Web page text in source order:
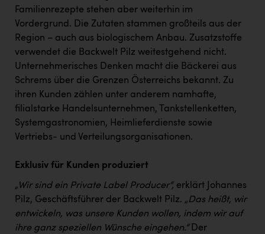
Karin Liedl
KIWI Kinderwunsch Institut Dr. Loimer
KLIPP Frisör
Kleider Bauer
Kremsmüller Anlagenbau GmbH
Maximarkt
Oldtimer Raststationen und Motorhotels
Österreichischer Kachelofenverband
Orlen
Passage Linz
Familienrezepte stehen aber weiterhin im
Vordergrund. Die Zutaten stammen großteils aus der
Region – auch aus biologischem Anbau. Zusatzstoffe
verwendet die Backwelt Pilz weitestgehend nicht.
Unternehmerisches Denken macht die Bäckerei aus
Schrems über die Grenzen Österreichs bekannt. Zu
ihren Kunden zählen unter anderem namhafte,
filialstarke Handelsunternehmen, Tankstellenketten,
Systemgastronomien, Heimlieferdienste sowie
Vertriebs- und Verteilungsorganisationen.
Exklusiv für Kunden produziert
„Wir sind ein Private Label Producer“, erklärt Johannes
Pilz, Geschäftsführer der Backwelt Pilz. „Das heißt, wir
entwickeln, was unsere Kunden wollen, indem wir auf
ihre ganz speziellen Wünsche eingehen.“Der